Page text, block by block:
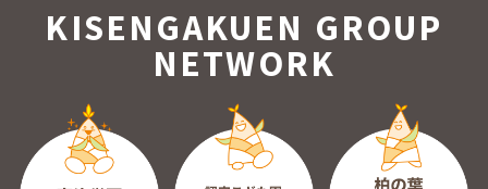
KISENGAKUEN GROUP
NETWORK